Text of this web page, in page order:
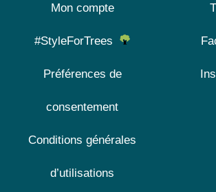
Mon compte
#StyleForTrees
Préférences de
consentement
Conditions générales
d’utilisations